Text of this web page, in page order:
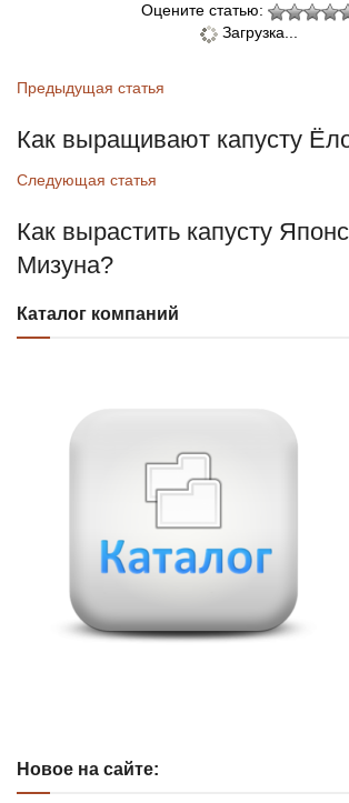
Оцените статью:
Загрузка...
Предыдущая статья
Как выращивают капусту
Следующая статья
Как вырастить капусту
Мизуна?
Каталог компаний
Новое на сайте: